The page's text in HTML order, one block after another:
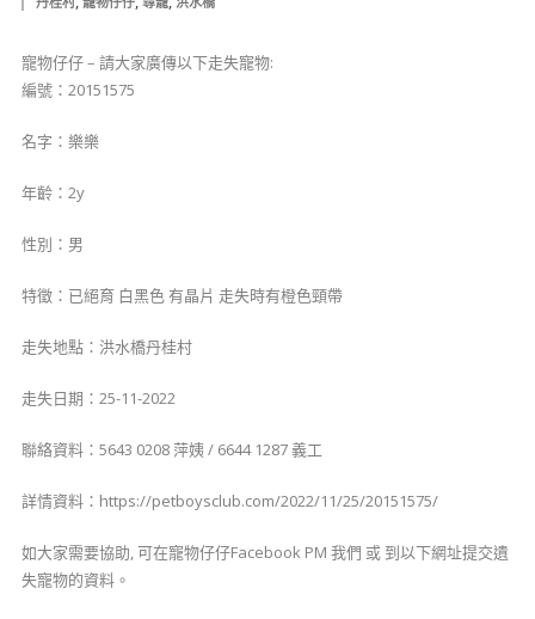
寵物仔仔 – 請大家廣傳以下走失寵物:
編號：20151575
名字：樂樂
年齡：2y
性別：男
特徵：已絕育 白黑色 有晶片 走失時有橙色頸帶
走失地點：洪水橋丹桂村
走失日期：25-11-2022
聯絡資料：5643 0208 萍姨 / 6644 1287 義工
詳情資料：https://petboysclub.com/2022/11/25/20151575/
如大家需要協助, 可在寵物仔仔Facebook PM 我們 或 到以下網址提交遺
失寵物的資料。